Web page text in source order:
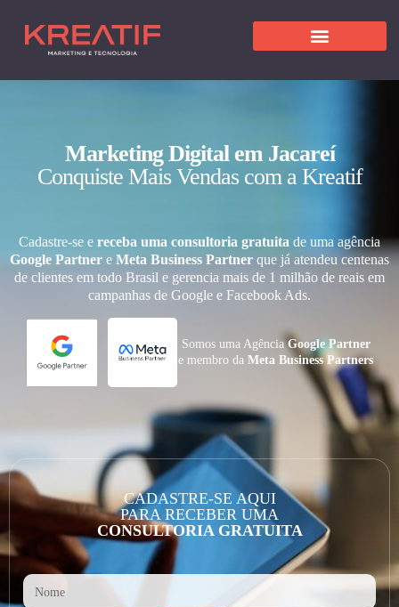
Marketing Digital em Jacareí
Conquiste Mais Vendas com a Kreatif
Cadastre-se e receba uma consultoria gratuita de uma agência
Google Partner e Meta Business Partner que já atendeu centenas
de clientes em todo Brasil e gerencia mais de 1 milhão de reais em
campanhas de Google e Facebook Ads.
Somos uma AgênciaGoogle Partner
e membro daMeta Business Partners
CADASTRE-SE AQUI
PARA RECEBER UMA
CONSULTORIA GRATUITA